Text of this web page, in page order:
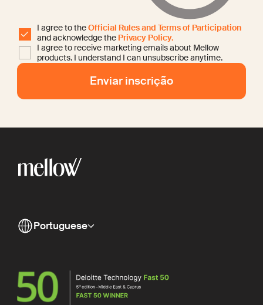
I agree to theOfficial Rules and Terms of Participation
and acknowledge the Privacy Policy.
I agree to receive marketing emails about Mellow
products. I understand I can unsubscribe anytime.
Portuguese